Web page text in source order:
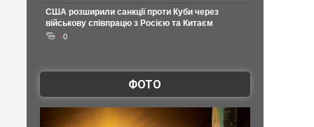
США розширили санкції проти Куби через
військову співпрацю з Росією та Китаєм
0
ФОТО